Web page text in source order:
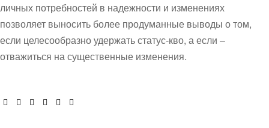
личных потребностей в надежности и изменениях
позволяет выносить более продуманные выводы о том,
если целесообразно удержать статус-кво, а если –
отважиться на существенные изменения.
Facebook
TwitterLinkedinGoogle+Pinterest